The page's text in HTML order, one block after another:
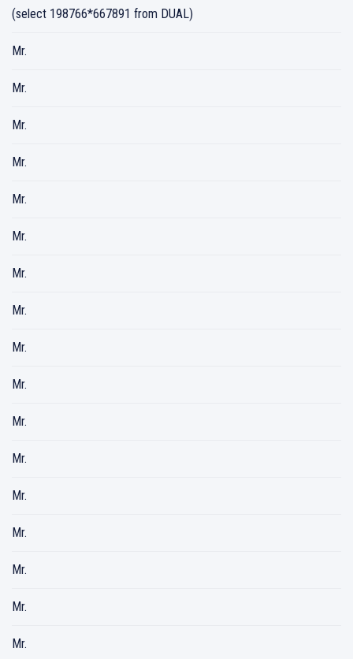
(select 198766*667891 from DUAL)
Mr.
Mr.
Mr.
Mr.
Mr.
Mr.
Mr.
Mr.
Mr.
Mr.
Mr.
Mr.
Mr.
Mr.
Mr.
Mr.
Mr.